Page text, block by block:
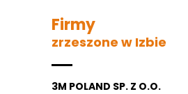
Firmy
zrzeszone w Izbie
3M POLAND SP. Z O.O.